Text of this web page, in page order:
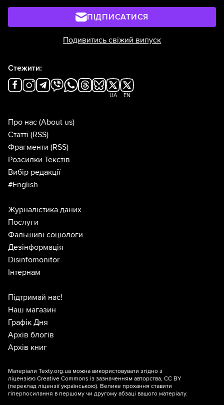
ПІДПИСАТИСЯ
Подивитись свіжий випуск
Стежити:
UA EN
Про нас (About us)
Статті (RSS)
Фрагменти (RSS)
Розсилки Текстів
Вибір редакції
#English
Журналістика даних
Послуги
Фальшиві соціологи
Дезінформація
Disinfomonitor
Інтернам
Підтримай нас!
Наш магазин
Графік Дня
Архів блогів
Архів книг
Матеріали Texty.org.ua можна використовувати згідно з
ліцензією Creative Commons із зазначенням авторства, CC BY
(переклад ліцензії українською). Велике прохання ставити
гіперпосилання в першому чи другому абзаці вашого матеріалу.